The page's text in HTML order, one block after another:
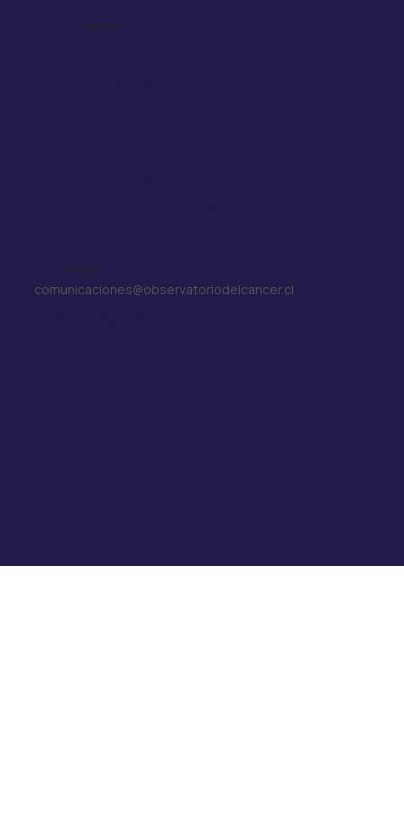
Iniciativas
Contacto
comunicaciones@observatoriodelcancer.cl